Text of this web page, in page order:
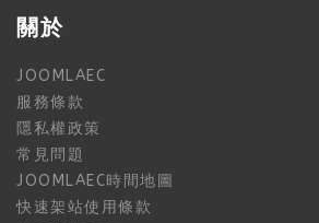
關於
JOOMLAEC
服務條款
隱私權政策
常見問題
JOOMLAEC時間地圖
快速架站使用條款